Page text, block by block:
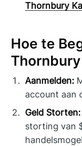
Thornbury
Hoe te
Aanmelden:
account aan
Geld Storten:
storting van